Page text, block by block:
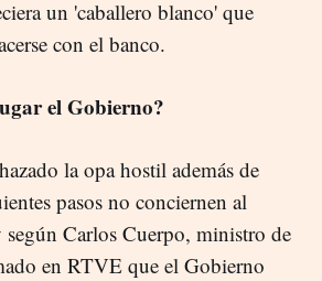
un 'caballero blanco' que
con el banco.
el Gobierno?
la opa hostil además de
pasos no conciernen al
Carlos Cuerpo, ministro de
en RTVE que el Gobierno